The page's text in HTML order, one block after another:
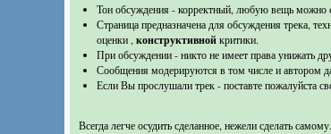
Тон обсуждения - корректный, любую вещь можно
Страница предназначена для обсуждения трека,
оценки ,конструктивнойкритики.
При обсуждении - никто не имеет права унижать
Сообщения модерируются в том числе и автором
Если Вы прослушали трек - поставте пожалуйста
Всегда легче осудить сделанное, нежели сделать